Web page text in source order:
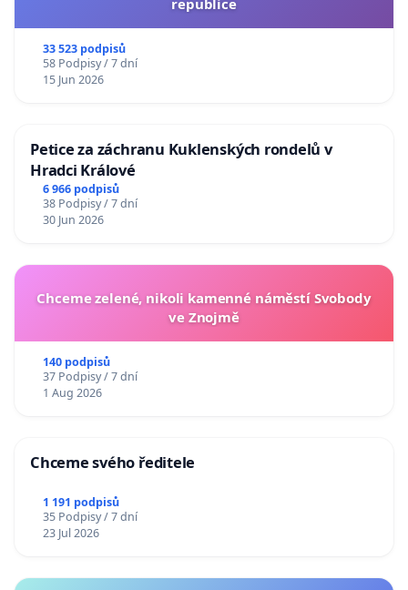
republice
33 523 podpisů
58 Podpisy / 7 dní
15 Jun 2026
Petice za záchranu Kuklenských rondelů v
Hradci Králové
6 966 podpisů
38 Podpisy / 7 dní
30 Jun 2026
Chceme zelené, nikoli kamenné náměstí Svobody
ve Znojmě
140 podpisů
37 Podpisy / 7 dní
1 Aug 2026
Chceme svého ředitele
1 191 podpisů
35 Podpisy / 7 dní
23 Jul 2026